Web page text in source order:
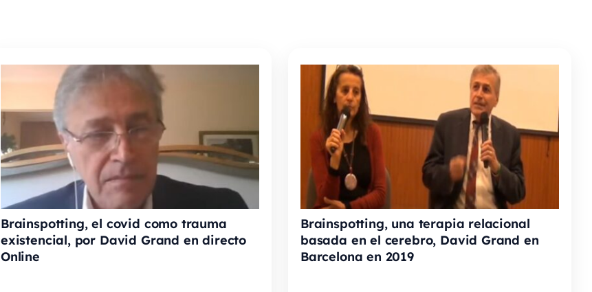
Brainspotting, el covid como trauma
existencial, por David Grand en directo
Online
Brainspotting, una terapia relacional
basada en el cerebro, David Grand en
Barcelona en 2019